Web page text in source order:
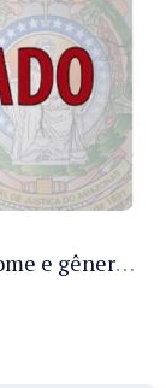
TJAM autoriza retificação de prenome e gênero em registros civis na Comarca de Benjamin Constant